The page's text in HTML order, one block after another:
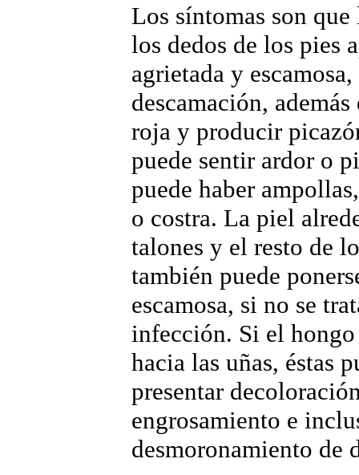
Los síntomas son
los dedos de los pies
agrietada y
descamación, además
roja y producir
puede sentir ardor o
puede haber
o costra. La piel
talones y el resto de
también puede
escamosa, si no se
infección. Si el hongo
hacia las uñas, éstas
presentar
engrosamiento e
desmoronamiento de